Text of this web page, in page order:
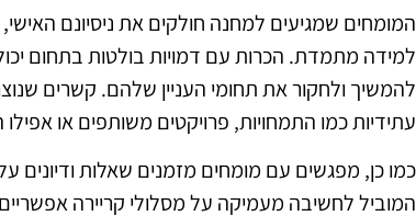
המומחים שמגיעים למחנה חולקים את ניסיונם
למידה מתמדת. הכרות עם דמויות בולטות בתחום
להמשיך ולחקור את תחומי העניין שלהם. קשרים
עתידיות כמו התמחויות, פרויקטים משותפים או
כמו כן, מפגשים עם מומחים מזמנים שאלות ודיונים
המוביל לחשיבה מעמיקה על מסלולי קריירה